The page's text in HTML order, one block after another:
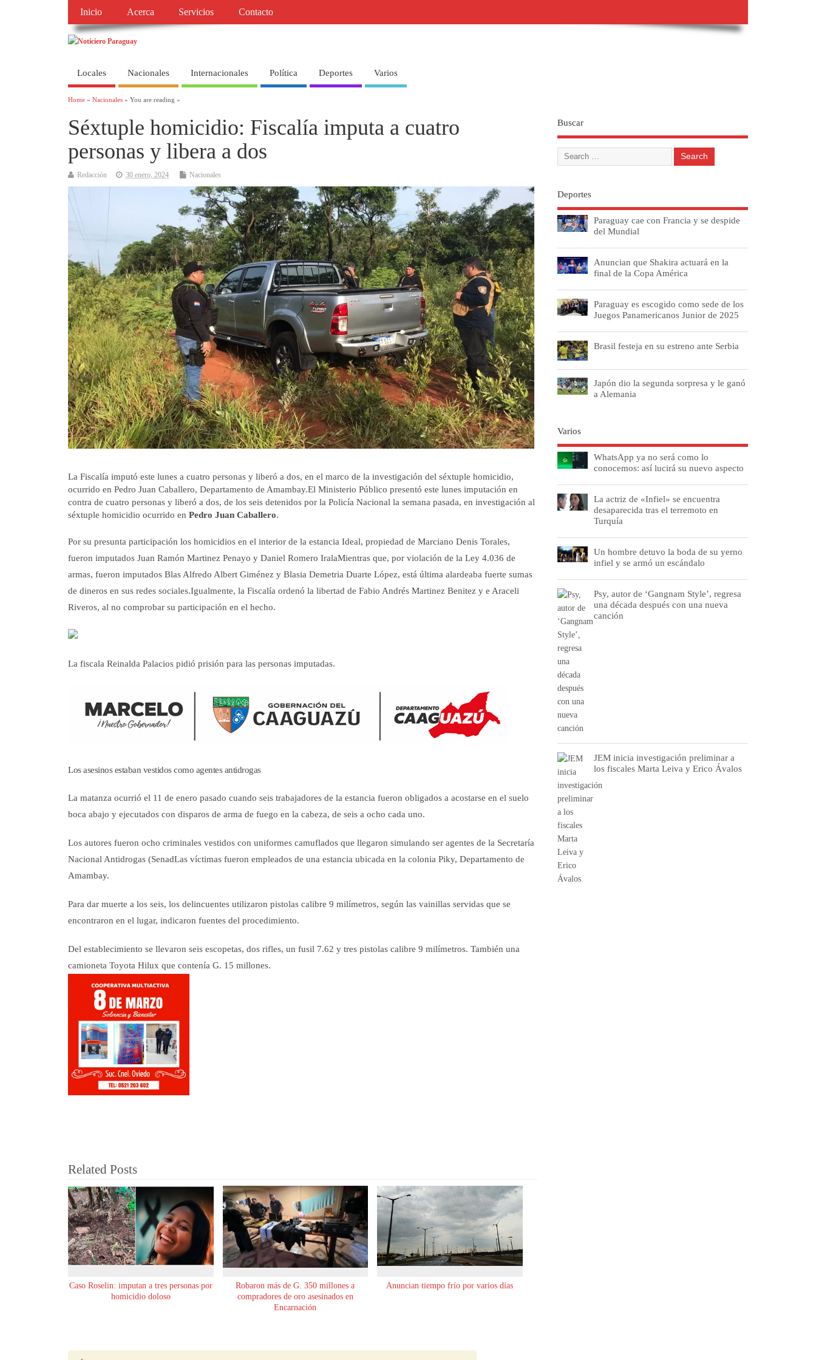
Inicio Acerca Servicios Contacto
Locales Nacionales Internacionales Política Deportes Varios
Home » Nacionales » You are reading »
Séxtuple homicidio: Fiscalía imputa a cuatro
personas y libera a dos
Redacción 30 enero, 2024 Nacionales
La Fiscalía imputó este lunes a cuatro personas y liberó a dos, en el marco de la investigación del séxtuple homicidio,
ocurrido en Pedro Juan Caballero, Departamento de Amambay.El Ministerio Público presentó este lunes imputación en
contra de cuatro personas y liberó a dos, de los seis detenidos por la Policía Nacional la semana pasada, en investigación al
séxtuple homicidio ocurrido en Pedro Juan Caballero.
Por su presunta participación los homicidios en el interior de la estancia Ideal, propiedad de Marciano Denis Torales,
fueron imputados Juan Ramón Martinez Penayo y Daniel Romero IralaMientras que, por violación de la Ley 4.036 de
armas, fueron imputados Blas Alfredo Albert Giménez y Blasia Demetria Duarte López, está última alardeaba fuerte sumas
de dineros en sus redes sociales.Igualmente, la Fiscalía ordenó la libertad de Fabio Andrés Martinez Benitez y e Araceli
Riveros, al no comprobar su participación en el hecho.
La fiscala Reinalda Palacios pidió prisión para las personas imputadas.
Los asesinos estaban vestidos como agentes antidrogas
La matanza ocurrió el 11 de enero pasado cuando seis trabajadores de la estancia fueron obligados a acostarse en el suelo
boca abajo y ejecutados con disparos de arma de fuego en la cabeza, de seis a ocho cada uno.
Los autores fueron ocho criminales vestidos con uniformes camuflados que llegaron simulando ser agentes de la Secretaría
Nacional Antidrogas (SenadLas víctimas fueron empleados de una estancia ubicada en la colonia Piky, Departamento de
Amambay.
Para dar muerte a los seis, los delincuentes utilizaron pistolas calibre 9 milímetros, según las vainillas servidas que se
encontraron en el lugar, indicaron fuentes del procedimiento.
Del establecimiento se llevaron seis escopetas, dos rifles, un fusil 7.62 y tres pistolas calibre 9 milímetros. También una
camioneta Toyota Hilux que contenía G. 15 millones.
Related Posts
Caso Roselin: imputan a tres personas por
homicidio doloso
Robaron más de G. 350 millones a
compradores de oro asesinados en
Encarnación
Anuncian tiempo frío por varios días
Buscar
Deportes
Paraguay cae con Francia y se despide
del Mundial
Anuncian que Shakira actuará en la
final de la Copa América
Paraguay es escogido como sede de los
Juegos Panamericanos Junior de 2025
Brasil festeja en su estreno ante Serbia
Japón dio la segunda sorpresa y le ganó
a Alemania
Varios
WhatsApp ya no será como lo
conocemos: así lucirá su nuevo aspecto
La actriz de «Infiel» se encuentra
desaparecida tras el terremoto en
Turquía
Un hombre detuvo la boda de su yerno
infiel y se armó un escándalo
Psy, autor de ‘Gangnam Style’, regresa
una década después con una nueva
canción
JEM inicia investigación preliminar a
los fiscales Marta Leiva y Erico Ávalos